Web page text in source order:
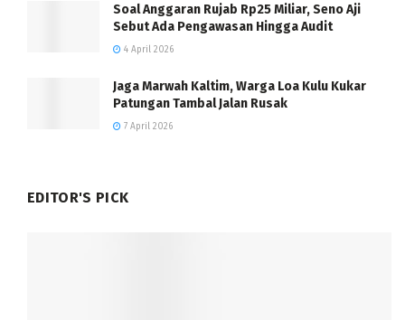
Soal Anggaran Rujab Rp25 Miliar, Seno Aji
Sebut Ada Pengawasan Hingga Audit
4 April 2026
Jaga Marwah Kaltim, Warga Loa Kulu Kukar
Patungan Tambal Jalan Rusak
7 April 2026
EDITOR'S PICK